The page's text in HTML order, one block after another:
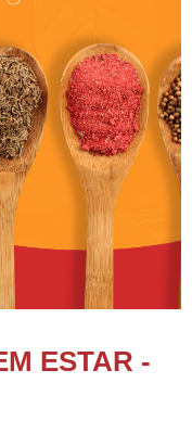
ESTAR -